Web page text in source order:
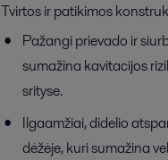
Tvirtos ir patikimos
Pažangi prievado ir
sumažina kavitacijos
srityse.
Ilgaamžiai, didelio
dėžėje, kuri sumažina